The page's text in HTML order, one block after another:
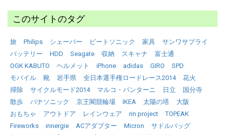
このサイトのタグ
旅 Philips シェーバー ビートソニック 家具
サンワサプライ
バッテリー
HDD Seagate 収納 スキャナ
富士通
OGK KABUTO
ヘルメット iPhone adidas GIRO
SPD
モバイル
靴 岩手県 全日本選手権ロードレース2014
花火
掃除
サイクルモード2014 マルコ・パンターニ 日立
国分寺
散歩
パナソニック 京王閣競輪場 IKEA 太陽の塔
大阪
おもちゃ
アウトドア レインウェア rin project
TOPEAK
Fireworks
innergie ACアダプター Micron
サドルバッグ